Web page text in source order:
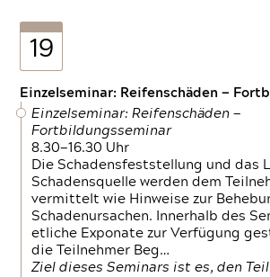
19
Einzelseminar: Reifenschäden —
Einzelseminar: Reifenschäden —
Fortbildungsseminar
8.30—16.30 Uhr
Die Schadensfeststellung und das
Schadensquelle werden dem
vermittelt wie Hinweise zur
Schadenursachen. Innerhalb des
etliche Exponate zur Verfügung
die Teilnehmer Beg…
Ziel dieses Seminars ist es, den